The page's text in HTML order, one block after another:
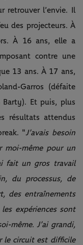
retrouver l’envie. Il
des projecteurs. À
À 16 ans, elle a
contre une
13 ans. À 17 ans,
Garros (défaite
Barty). Et puis, plus
résultats attendus
"J’avais besoin
moi-même pour un
fait un gros travail
du processus, de
des entraînements
expériences sont
même. J’ai grandi,
le circuit est difficile